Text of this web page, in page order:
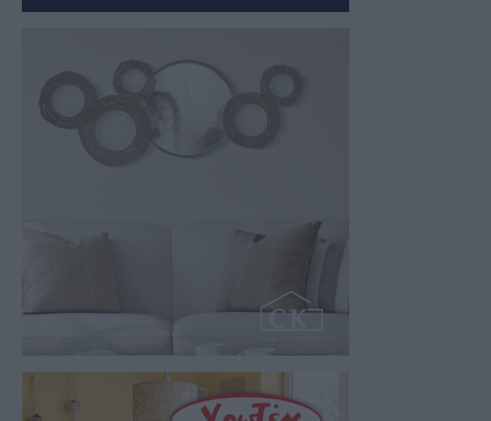
Το Φεστιβάλ Καντίνας έρχεται στον
Θα αλλάξει κάτι;
07/08/2026 15:47